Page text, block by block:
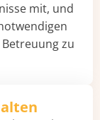
mit, und
zu